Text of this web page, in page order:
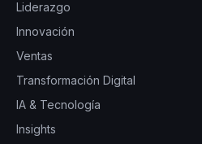
Liderazgo
Innovación
Ventas
Transformación Digital
IA & Tecnología
Insights